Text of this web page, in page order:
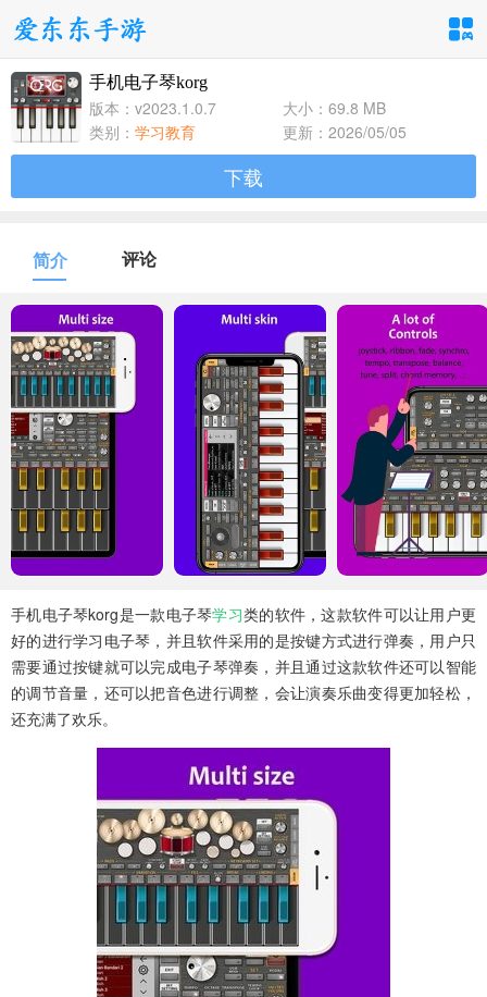
手游分类
卡牌回合
1百+款手游
1百+款手游
体育竞速
1百+款手游
冒险解谜
1百+款手游
模拟经营
1百+款手游
音乐舞蹈
1百+款手游
儿童教育
1百+款手游
手机电子琴korg
版本：v2023.1.0.7
大小：69.8 MB
类别： 学习教育 更新：2026/05/05
下载
简介 评论
手机电子琴korg是一款电子琴学习类的软件，这款软件可以让用户更
好的进行学习电子琴，并且软件采用的是按键方式进行弹奏，用户只
需要通过按键就可以完成电子琴弹奏，并且通过这款软件还可以智能
的调节音量，还可以把音色进行调整，会让演奏乐曲变得更加轻松，
还充满了欢乐。